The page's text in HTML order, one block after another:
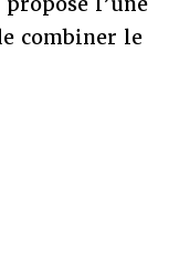
combiner le